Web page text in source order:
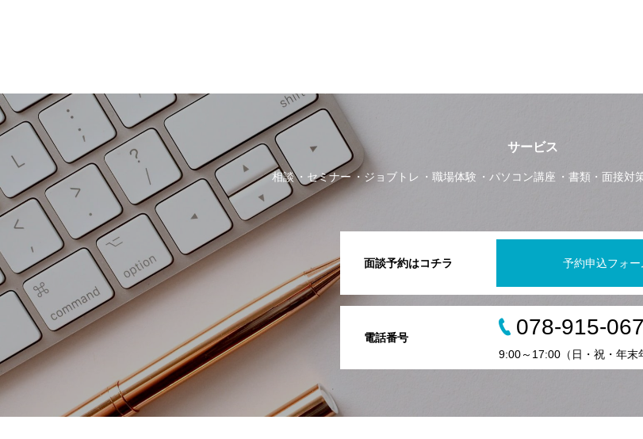
サービス
相談 セミナー ジョブトレ 職場体験 パソコン講座 書類・面接対
面談予約はコチラ 予約申込フォー
電話番号 078-915-
9:00～17:00（日・祝・年末